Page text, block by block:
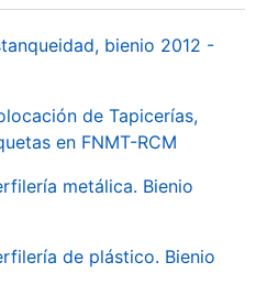
bienio 2012 -
de Tapicerías,
en FNMT-RCM
metálica. Bienio
de plástico. Bienio